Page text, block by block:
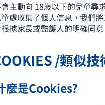
主動向 18歲以下的兒童尋
處收集了個人信息，我們
據家長或監護人的明確同
/類似
麼是Cookies?